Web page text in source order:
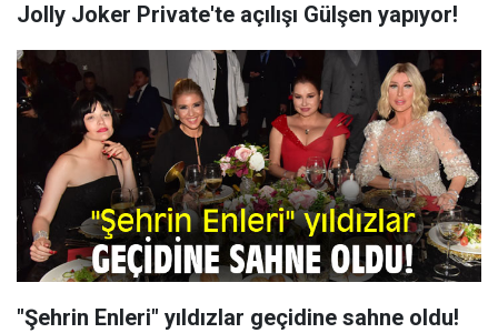
Jolly Joker Private'te açılışı Gülşen yapıyor!
"Şehrin Enleri" yıldızlar geçidine sahne oldu!